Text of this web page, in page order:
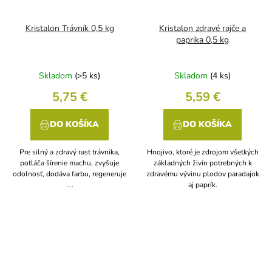
Kristalon Trávník 0,5 kg
Skladom (>5 ks)
5,75 €
DO KOŠÍKA
Pre silný a zdravý rast trávnika,
potláča šírenie machu, zvyšuje
odolnosť, dodáva farbu, regeneruje
....
Kristalon zdravé rajče a
paprika 0,5 kg
Skladom (4 ks)
5,59 €
DO KOŠÍKA
Hnojivo, ktoré je zdrojom všetkých
základných živín potrebných k
zdravému vývinu plodov paradajok
aj paprík.